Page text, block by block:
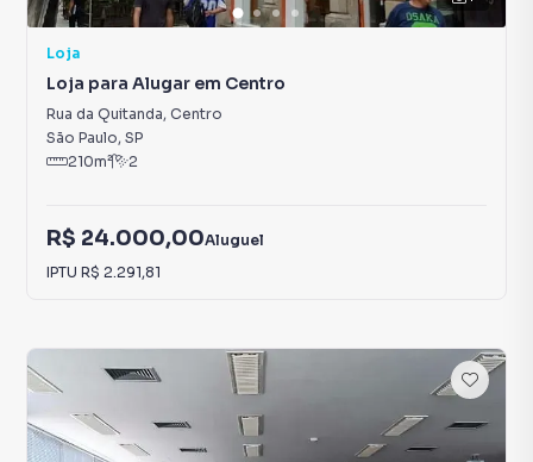
Loja
Loja para Alugar em Centro
Rua da Quitanda, Centro
São Paulo, SP
210m² 2
R$ 24.000,00Aluguel
IPTU R$ 2.291,81